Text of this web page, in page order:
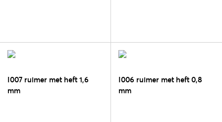
I007 ruimer met heft 1,6
mm
I006 ruimer met heft 0,8
mm